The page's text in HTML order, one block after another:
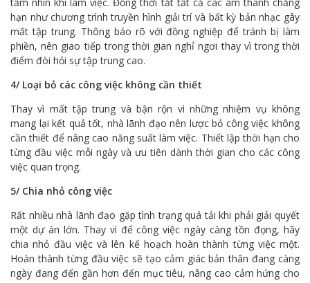
hạn như chương trình truyền hình giải trí và bất kỳ bản nhạc gây
mất tập trung. Thông báo rõ với đồng nghiệp để tránh bị làm
phiền, nên giao tiếp trong thời gian nghỉ ngơi thay vì trong thời
điểm đòi hỏi sự tập trung cao.
4/ Loại bỏ các công việc không cần thiết
Thay vì mất tập trung và bận rộn vì những nhiệm vụ không
mang lại kết quả tốt, nhà lãnh đạo nên lược bỏ công việc không
cần thiết để nâng cao năng suất làm việc. Thiết lập thời hạn cho
từng đầu việc mỗi ngày và ưu tiên dành thời gian cho các công
việc quan trọng.
5/ Chia nhỏ công việc
Rất nhiều nhà lãnh đạo gặp tình trạng quá tải khi phải giải quyết
một dự án lớn. Thay vì để công việc ngày càng tồn đọng, hãy
chia nhỏ đầu việc và lên kế hoạch hoàn thành từng việc một.
Hoàn thành từng đầu việc sẽ tạo cảm giác bản thân đang càng
ngày đang đến gần hơn đến mục tiêu, nâng cao cảm hứng cho